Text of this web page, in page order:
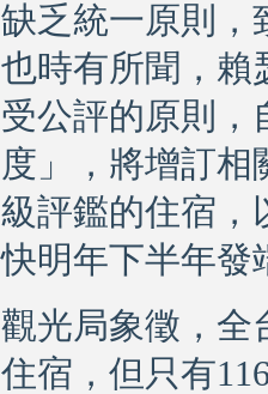
缺乏統一原則，
也時有所聞，賴
受公評的原則，
度」，將增訂相
級評鑑的住宿，
快明年下半年發
觀光局象徵，全
住宿，但只有